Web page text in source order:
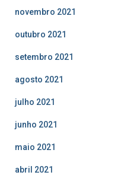
novembro 2021
outubro 2021
setembro 2021
agosto 2021
julho 2021
junho 2021
maio 2021
abril 2021